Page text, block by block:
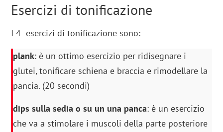
Esercizi di tonificazione
I 4 esercizi di tonificazione sono:
plank: è un ottimo esercizio per ridisegnare i
glutei, tonificare schiena e braccia e rimodellare la
pancia. (20 secondi)
dips sulla sedia o su un una panca: è un esercizio
che va a stimolare i muscoli della parte posteriore